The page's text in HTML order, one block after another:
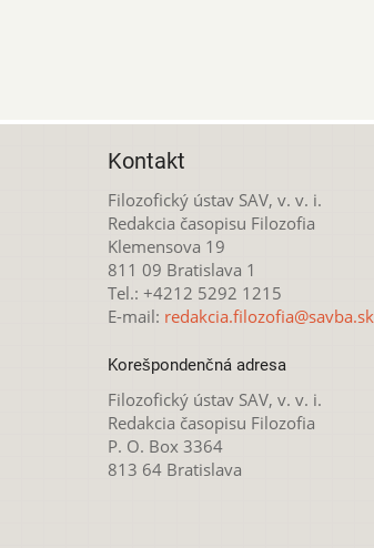
Kontakt
Filozofický ústav SAV, v. v. i.
Redakcia časopisu Filozofia
Klemensova 19
811 09 Bratislava 1
Tel.: +4212 5292 1215
E-mail: redakcia.filozofia@savba.sk
Korešpondenčná adresa
Filozofický ústav SAV, v. v. i.
Redakcia časopisu Filozofia
P. O. Box 3364
813 64 Bratislava